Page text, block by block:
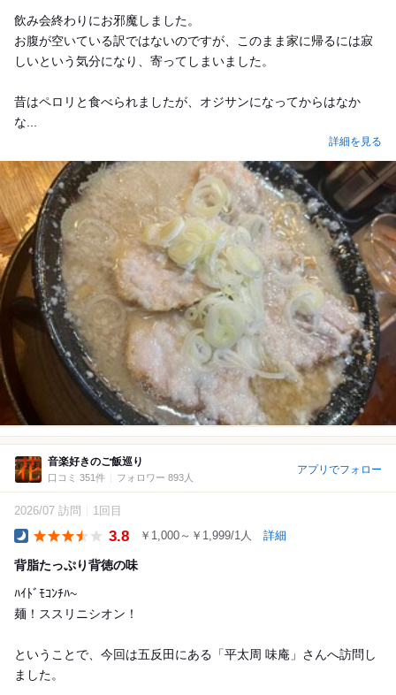
飲み会終わりにお邪魔しました。
お腹が空いている訳ではないのですが、このまま家に帰るには寂
しいという気分になり、寄ってしまいました。
昔はペロリと食べられましたが、オジサンになってからはなか
な...
詳細を見る
音楽好きのご飯巡り
口コミ 351件 フォロワー 893人
アプリでフォロー
2026/07 訪問 1回目
3.8 ￥1,000～￥1,999/1人 詳細
背脂たっぷり背徳の味
ﾊｲﾄﾞﾓｺﾝﾁﾊ~
麺！ススリニシオン！
ということで、今回は五反田にある「平太周 味庵」さんへ訪問し
ました。